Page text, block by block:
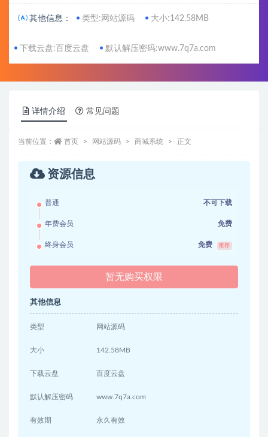
其他信息： 类型:网站源码 大小:142.58MB
下载云盘:百度云盘 默认解压密码:www.7q7a.com
详情介绍 常见问题
当前位置： 首页 网站源码 商城系统 正文
资源信息
普通 不可下载
年费会员 免费
终身会员 免费 推荐
暂无购买权限
其他信息
类型 网站源码
大小 142.58MB
下载云盘 百度云盘
默认解压密码 www.7q7a.com
有效期 永久有效